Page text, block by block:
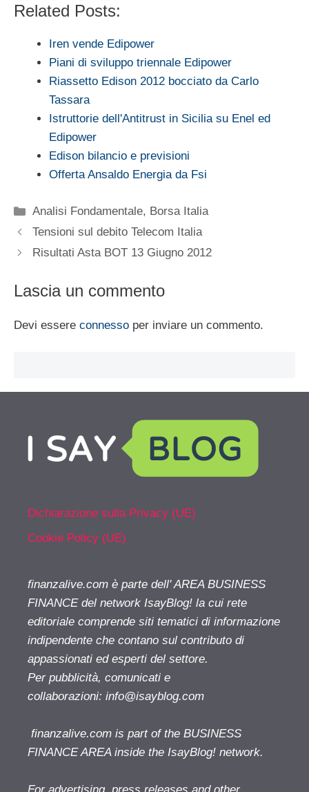
Related Posts:
Iren vende Edipower
Piani di sviluppo triennale Edipower
Riassetto Edison 2012 bocciato da Carlo
Tassara
Istruttorie dell'Antitrust in Sicilia su Enel ed
Edipower
Edison bilancio e previsioni
Offerta Ansaldo Energia da Fsi
Categorie
Analisi Fondamentale, Borsa Italia
Tensioni sul debito Telecom Italia
Risultati Asta BOT 13 Giugno 2012
Lascia un commento
Devi essere connesso per inviare un commento.
Dichiarazione sulla Privacy (UE)
Cookie Policy (UE)
finanzalive.com è parte dell' AREA BUSINESS
FINANCE del network IsayBlog! la cui rete
editoriale comprende siti tematici di informazione
indipendente che contano sul contributo di
appassionati ed esperti del settore.
Per pubblicità, comunicati e
collaborazioni: info@isayblog.com
finanzalive.com is part of the BUSINESS
FINANCE AREA inside the IsayBlog! network.